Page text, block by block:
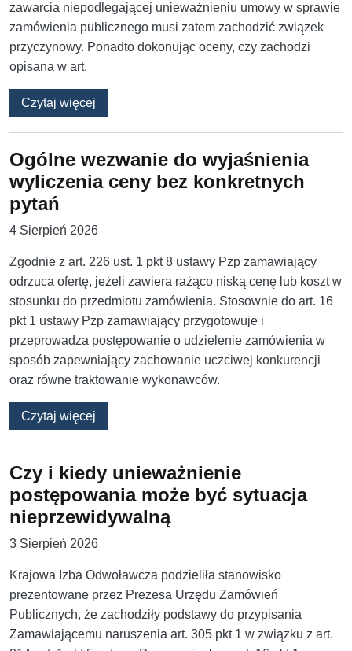
zawarcia niepodlegającej unieważnieniu umowy w sprawie
zamówienia publicznego musi zatem zachodzić związek
przyczynowy. Ponadto dokonując oceny, czy zachodzi
opisana w art.
Czytaj więcej
Ogólne wezwanie do wyjaśnienia
wyliczenia ceny bez konkretnych
pytań
4 Sierpień 2026
Zgodnie z art. 226 ust. 1 pkt 8 ustawy Pzp zamawiający
odrzuca ofertę, jeżeli zawiera rażąco niską cenę lub koszt w
stosunku do przedmiotu zamówienia. Stosownie do art. 16
pkt 1 ustawy Pzp zamawiający przygotowuje i
przeprowadza postępowanie o udzielenie zamówienia w
sposób zapewniający zachowanie uczciwej konkurencji
oraz równe traktowanie wykonawców.
Czytaj więcej
Czy i kiedy unieważnienie
postępowania może być sytuacja
nieprzewidywalną
3 Sierpień 2026
Krajowa Izba Odwoławcza podzieliła stanowisko
prezentowane przez Prezesa Urzędu Zamówień
Publicznych, że zachodziły podstawy do przypisania
Zamawiającemu naruszenia art. 305 pkt 1 w związku z art.